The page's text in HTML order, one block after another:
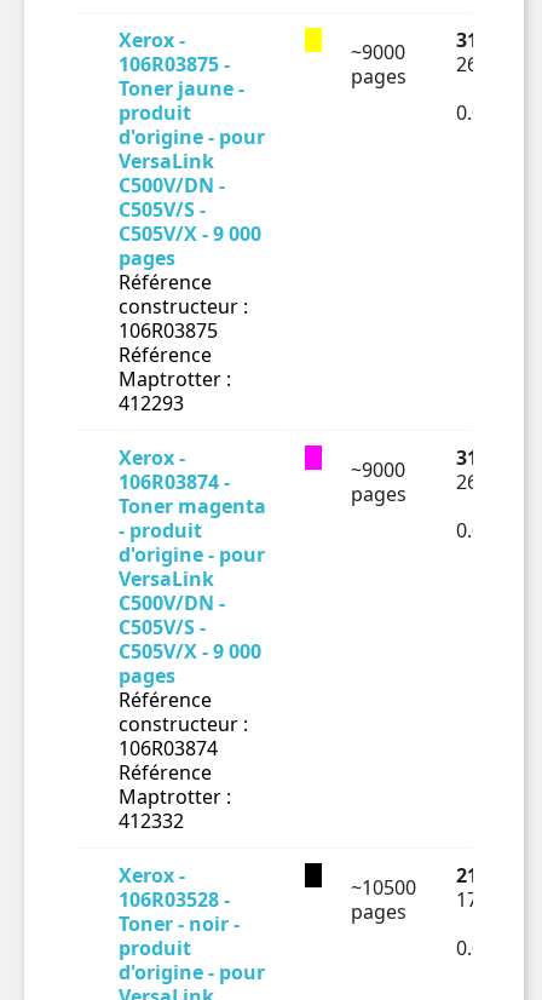
Xerox -
106R03875 -
Toner jaune -
produit
d'origine - pour
VersaLink
C500V/DN -
C505V/S -
C505V/X - 9 000
pages
Référence
constructeur :
106R03875
Référence
Maptrotter :
412293
~9000
pages
312.71 €
260.59 €
Xerox -
106R03874 -
Toner magenta
- produit
d'origine - pour
VersaLink
C500V/DN -
C505V/S -
C505V/X - 9 000
pages
Référence
constructeur :
106R03874
Référence
Maptrotter :
412332
~9000
pages
312.98 €
260.82 €
Xerox -
106R03528 -
Toner - noir -
produit
d'origine - pour
~10500
pages
211.72 €
176.43 €
0.0168€